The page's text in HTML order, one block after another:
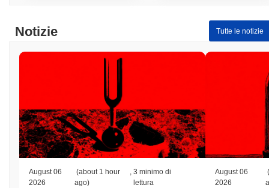
Notizie Tutte le notizie
August 06
2026
(about 1 hour
ago)
, 3 minimo di
lettura
August 06
2026